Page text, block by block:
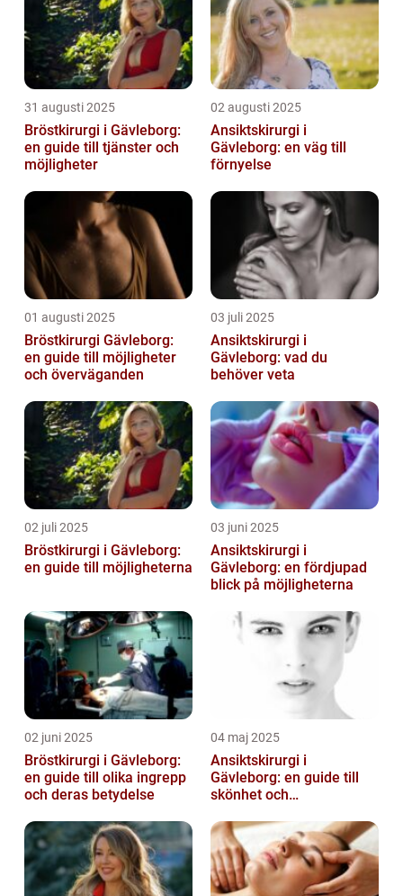
31 augusti 2025
Bröstkirurgi i Gävleborg:
en guide till tjänster och
möjligheter
02 augusti 2025
Ansiktskirurgi i
Gävleborg: en väg till
förnyelse
01 augusti 2025
Bröstkirurgi Gävleborg:
en guide till möjligheter
och överväganden
03 juli 2025
Ansiktskirurgi i
Gävleborg: vad du
behöver veta
02 juli 2025
Bröstkirurgi i Gävleborg:
en guide till möjligheterna
03 juni 2025
Ansiktskirurgi i
Gävleborg: en fördjupad
blick på möjligheterna
02 juni 2025
Bröstkirurgi i Gävleborg:
en guide till olika ingrepp
och deras betydelse
04 maj 2025
Ansiktskirurgi i
Gävleborg: en guide till
skönhet och